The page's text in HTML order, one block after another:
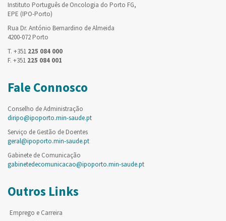
Instituto Português de Oncologia do Porto FG,
EPE (IPO-Porto)
Rua Dr. António Bernardino de Almeida
4200-072 Porto
T. +351 225 084 000
F. +351 225 084 001
Fale Connosco
Conselho de Administração
diripo@ipoporto.min-saude.pt
Serviço de Gestão de Doentes
geral@ipoporto.min-saude.pt
Gabinete de Comunicação
gabinetedecomunicacao@ipoporto.min-saude.pt
Outros Links
Emprego e Carreira